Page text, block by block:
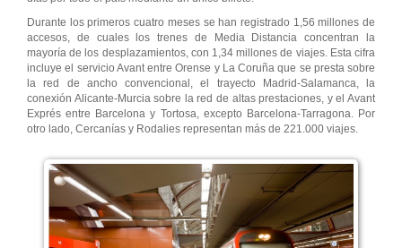
Durante los primeros cuatro meses se han registrado 1,56 millones de
accesos, de cuales los trenes de Media Distancia concentran la
mayoría de los desplazamientos, con 1,34 millones de viajes. Esta cifra
incluye el servicio Avant entre Orense y La Coruña que se presta sobre
la red de ancho convencional, el trayecto Madrid-Salamanca, la
conexión Alicante-Murcia sobre la red de altas prestaciones, y el Avant
Exprés entre Barcelona y Tortosa, excepto Barcelona-Tarragona. Por
otro lado, Cercanías y Rodalies representan más de 221.000 viajes.